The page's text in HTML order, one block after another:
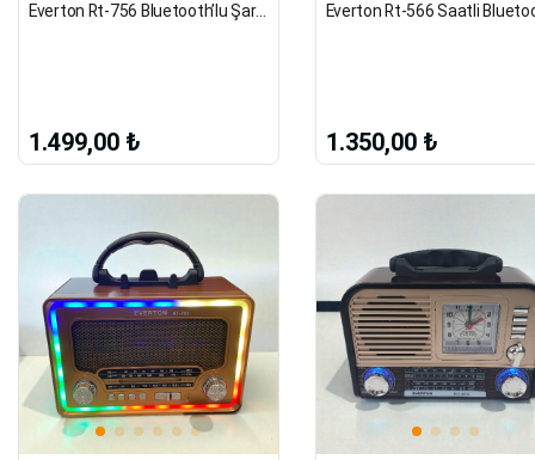
Everton Rt-756 Bluetooth’lu Şarjlı Radyo
1.499,00 ₺ 1.350,00 ₺